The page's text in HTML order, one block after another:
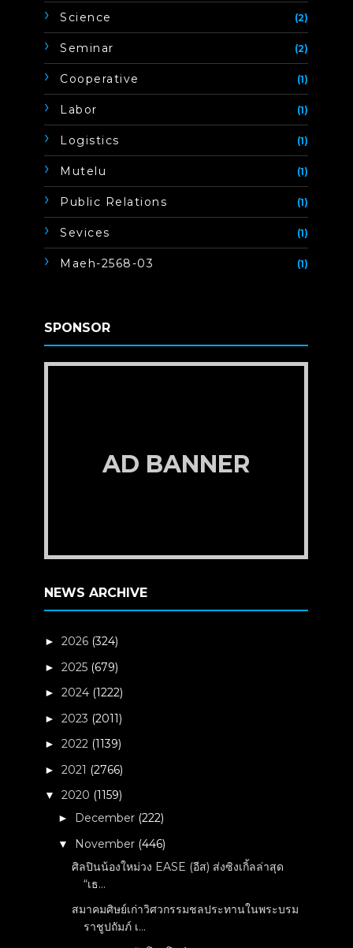
Science (2)
Seminar (2)
Cooperative (1)
Labor (1)
Logistics (1)
Mutelu (1)
Public Relations (1)
Sevices (1)
Maeh-2568-03 (1)
SPONSOR
AD BANNER
NEWS ARCHIVE
►2026 (324)
►2025 (679)
►2024 (1222)
►2023 (2011)
►2022 (1139)
►2021 (2766)
▼2020 (1159)
► December (222)
▼ November (446)
ศิลปินน้องใหม่วง EASE (อีส) ส่งซิงเกิ้ลล่าสุด
“เธ...
สมาคมศิษย์เก่าวิศวกรรมชลประทานในพระบรม
ราชูปถัมภ์ เ...